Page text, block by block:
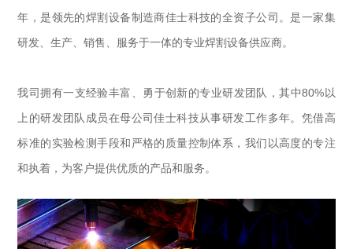
年，是领先的焊割设备制造商佳士科技的全资子公司。是一家集
研发、生产、销售、服务于一体的专业焊割设备供应商。
我司拥有一支经验丰富、勇于创新的专业研发团队，其中80%以
上的研发团队成员在母公司佳士科技从事研发工作多年。凭借高
标准的实验检测手段和严格的质量控制体系，我们以高度的专注
和执着，为客户提供优质的产品和服务。